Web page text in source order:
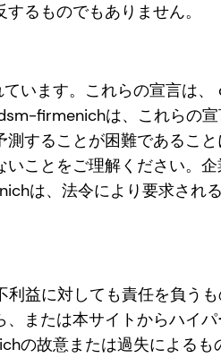
るものでもありません。
います。これらの宣言は
firmenichは、これらの
することが困難であること
ことをご理解ください。
は、法令により要求され
益に対しても責任を負う
または本サイトからハイ
の故意または過失によるも